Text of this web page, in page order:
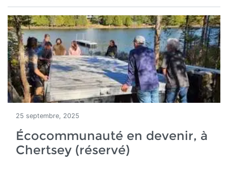
25 septembre, 2025
Écocommunauté en devenir, à
Chertsey (réservé)